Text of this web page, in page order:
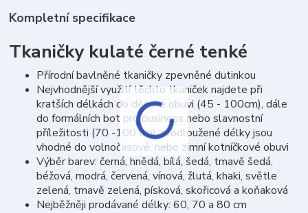
Kompletní specifikace
Tkaničky kulaté černé tenké
Přírodní bavlněné tkaničky zpevněné dutinkou
Nejvhodnější využití těchto tkaniček najdete při
kratších délkách do dětské obuvi (45 - 100cm), dále
do formálních bot pro business nebo slavnostní
příležitosti (70 -100 cm), prodloužené délky jsou
vhodné do volnočasové, nebo zimní kotníčkové obuvi
Výběr barev: černá, hnědá, bílá, šedá, tmavě šedá,
béžová, modrá, červená, vínová, žlutá, khaki, světle
zelená, tmavě zelená, písková, skořicová a koňaková
Nejběžněji prodávané délky: 60, 70 a 80 cm